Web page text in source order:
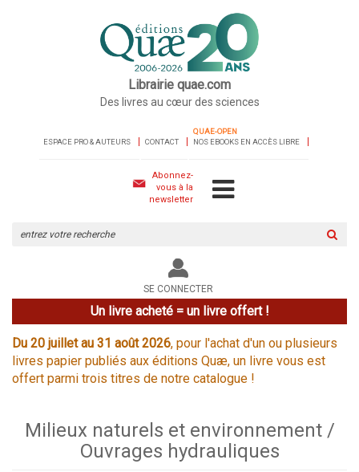
Librairie quae.com
Des livres au cœur des sciences
ESPACE PRO & AUTEURS CONTACT
QUAE-OPEN
NOS EBOOKS EN ACCÈS LIBRE
Abonnez-
vous à la
newsletter
le
site
SE CONNECTER
Un livre acheté = un livre offert !
Du 20 juillet au 31 août 2026, pour l'achat d'un ou plusieurs
livres papier publiés aux éditions Quæ, un livre vous est
offert parmi trois titres de notre catalogue !
Milieux naturels et environnement /
Ouvrages hydrauliques